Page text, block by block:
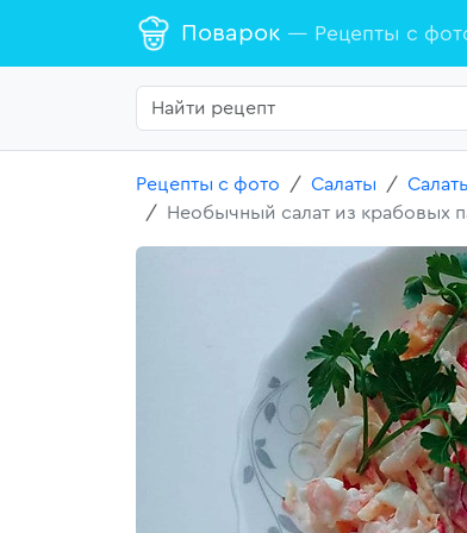
Поварок — Рецепты с
Рецепты с фото Салаты
Необычный салат из крабовых